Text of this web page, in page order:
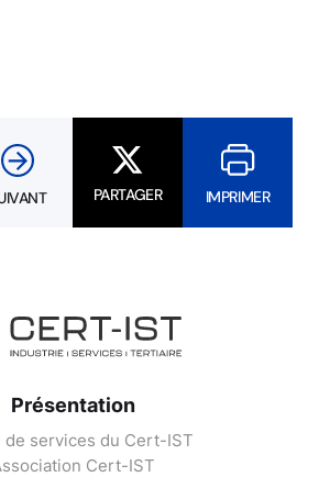
PARTAGER IMPRIMER
Présentation
de services du Cert-IST
Cert-IST